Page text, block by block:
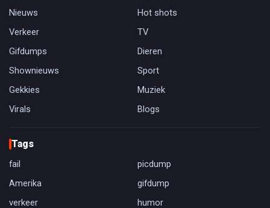
Nieuws
Hot shots
Verkeer
TV
Gifdumps
Dieren
Shownieuws
Sport
Gekkies
Muziek
Virals
Blogs
Tags
fail
picdump
Amerika
gifdump
verkeer
humor